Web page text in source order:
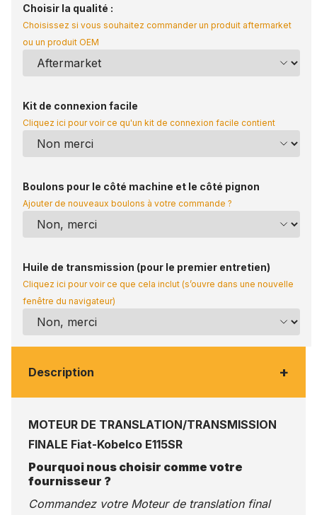
Choisir la qualité :
Choisissez si vous souhaitez commander un produit aftermarket
ou un produit OEM
Kit de connexion facile
Cliquez ici pour voir ce qu'un kit de connexion facile contient
Boulons pour le côté machine et le côté pignon
Ajouter de nouveaux boulons à votre commande ?
Huile de transmission (pour le premier entretien)
Cliquez ici pour voir ce que cela inclut (s’ouvre dans une nouvelle
fenêtre du navigateur)
Description +
MOTEUR DE TRANSLATION/TRANSMISSION
FINALE Fiat-Kobelco E115SR
Pourquoi nous choisir comme votre
fournisseur ?
Commandez votre Moteur de translation final